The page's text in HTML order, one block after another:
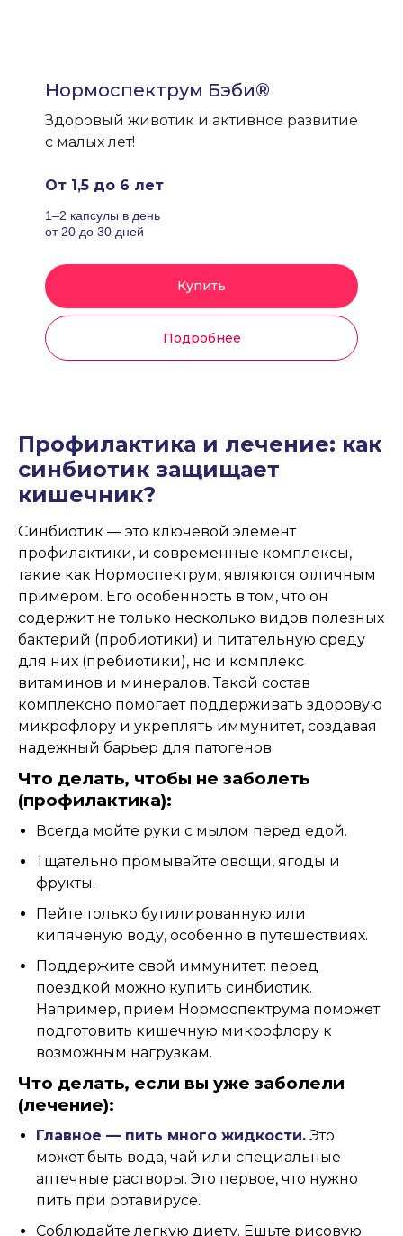
Нормоспектрум Бэби®
Здоровый животик и активное развитие
с малых лет!
От 1,5 до 6 лет
1–2 капсулы в день
от 20 до 30 дней
Купить
Подробнее
Профилактика и лечение: как
синбиотик защищает
кишечник?
Синбиотик — это ключевой элемент
профилактики, и современные комплексы,
такие как Нормоспектрум, являются отличным
примером. Его особенность в том, что он
содержит не только несколько видов полезных
бактерий (пробиотики) и питательную среду
для них (пребиотики), но и комплекс
витаминов и минералов. Такой состав
комплексно помогает поддерживать здоровую
микрофлору и укреплять иммунитет, создавая
надежный барьер для патогенов.
Что делать, чтобы не заболеть
(профилактика):
Всегда мойте руки с мылом перед едой.
Тщательно промывайте овощи, ягоды и
фрукты.
Пейте только бутилированную или
кипяченую воду, особенно в путешествиях.
Поддержите свой иммунитет: перед
поездкой можно купить синбиотик.
Например, прием Нормоспектрума поможет
подготовить кишечную микрофлору к
возможным нагрузкам.
Что делать, если вы уже заболели
(лечение):
Главное — пить много жидкости. Это
может быть вода, чай или специальные
аптечные растворы. Это первое, что нужно
пить при ротавирусе.
Соблюдайте легкую диету. Ешьте рисовую